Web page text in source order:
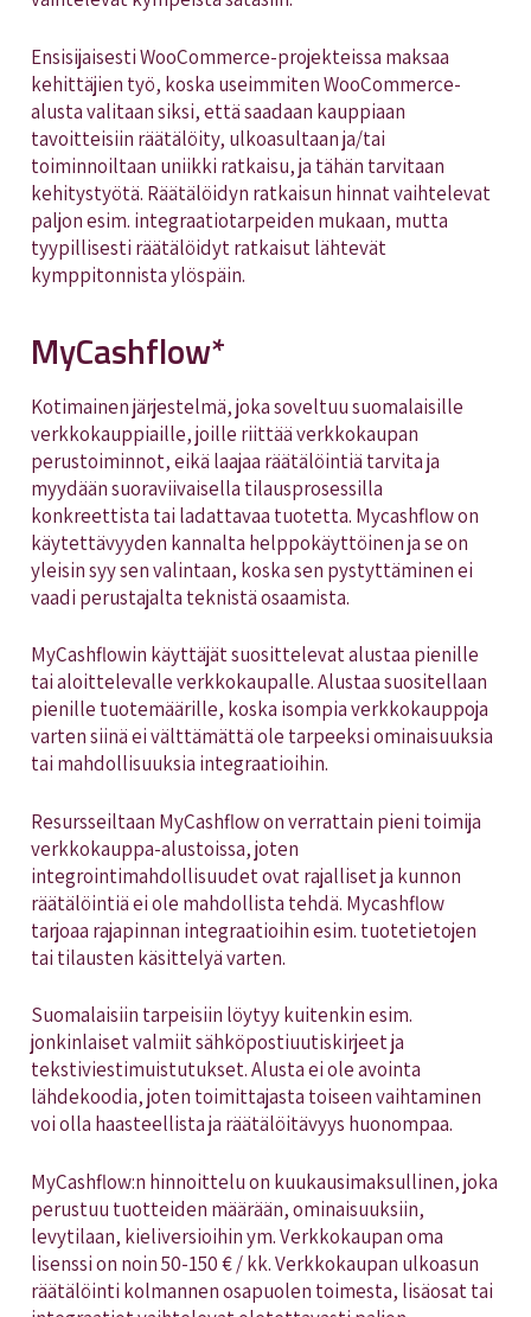
Ensisijaisesti WooCommerce-projekteissa maksaa
kehittäjien työ, koska useimmiten WooCommerce-
alusta valitaan siksi, että saadaan kauppiaan
tavoitteisiin räätälöity, ulkoasultaan ja/tai
toiminnoiltaan uniikki ratkaisu, ja tähän tarvitaan
kehitystyötä. Räätälöidyn ratkaisun hinnat vaihtelevat
paljon esim. integraatiotarpeiden mukaan, mutta
tyypillisesti räätälöidyt ratkaisut lähtevät
kymppitonnista ylöspäin.
MyCashflow*
Kotimainen järjestelmä, joka soveltuu suomalaisille
verkkokauppiaille, joille riittää verkkokaupan
perustoiminnot, eikä laajaa räätälöintiä tarvita ja
myydään suoraviivaisella tilausprosessilla
konkreettista tai ladattavaa tuotetta. Mycashflow on
käytettävyyden kannalta helppokäyttöinen ja se on
yleisin syy sen valintaan, koska sen pystyttäminen ei
vaadi perustajalta teknistä osaamista.
MyCashflowin käyttäjät suosittelevat alustaa pienille
tai aloittelevalle verkkokaupalle. Alustaa suositellaan
pienille tuotemäärille, koska isompia verkkokauppoja
varten siinä ei välttämättä ole tarpeeksi ominaisuuksia
tai mahdollisuuksia integraatioihin.
Resursseiltaan MyCashflow on verrattain pieni toimija
verkkokauppa-alustoissa, joten
integrointimahdollisuudet ovat rajalliset ja kunnon
räätälöintiä ei ole mahdollista tehdä. Mycashflow
tarjoaa rajapinnan integraatioihin esim. tuotetietojen
tai tilausten käsittelyä varten.
Suomalaisiin tarpeisiin löytyy kuitenkin esim.
jonkinlaiset valmiit sähköpostiuutiskirjeet ja
tekstiviestimuistutukset. Alusta ei ole avointa
lähdekoodia, joten toimittajasta toiseen vaihtaminen
voi olla haasteellista ja räätälöitävyys huonompaa.
MyCashflow:n hinnoittelu on kuukausimaksullinen, joka
perustuu tuotteiden määrään, ominaisuuksiin,
levytilaan, kieliversioihin ym. Verkkokaupan oma
lisenssi on noin 50-150 € / kk. Verkkokaupan ulkoasun
räätälöinti kolmannen osapuolen toimesta, lisäosat tai